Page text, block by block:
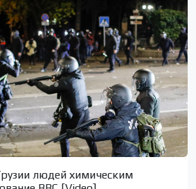
людей химическим